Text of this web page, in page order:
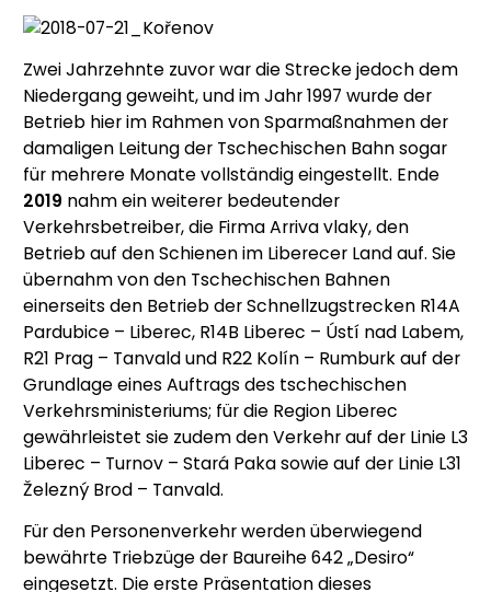
Zwei Jahrzehnte zuvor war die Strecke jedoch dem
Niedergang geweiht, und im Jahr 1997 wurde der
Betrieb hier im Rahmen von Sparmaßnahmen der
damaligen Leitung der Tschechischen Bahn sogar
für mehrere Monate vollständig eingestellt. Ende
2019 nahm ein weiterer bedeutender
Verkehrsbetreiber, die Firma Arriva vlaky, den
Betrieb auf den Schienen im Liberecer Land auf. Sie
übernahm von den Tschechischen Bahnen
einerseits den Betrieb der Schnellzugstrecken R14A
Pardubice – Liberec, R14B Liberec – Ústí nad Labem,
R21 Prag – Tanvald und R22 Kolín – Rumburk auf der
Grundlage eines Auftrags des tschechischen
Verkehrsministeriums; für die Region Liberec
gewährleistet sie zudem den Verkehr auf der Linie L3
Liberec – Turnov – Stará Paka sowie auf der Linie L31
Železný Brod – Tanvald.
Für den Personenverkehr werden überwiegend
bewährte Triebzüge der Baureihe 642 „Desiro“
eingesetzt. Die erste Präsentation dieses